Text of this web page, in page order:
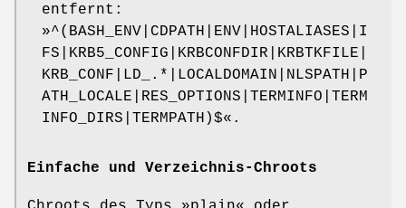
entfernt:
»^(BASH_ENV|CDPATH|ENV|HOSTALIASES|I
FS|KRB5_CONFIG|KRBCONFDIR|KRBTKFILE|
KRB_CONF|LD_.*|LOCALDOMAIN|NLSPATH|P
ATH_LOCALE|RES_OPTIONS|TERMINFO|TERM
INFO_DIRS|TERMPATH)$«.
Einfache und Verzeichnis-Chroots